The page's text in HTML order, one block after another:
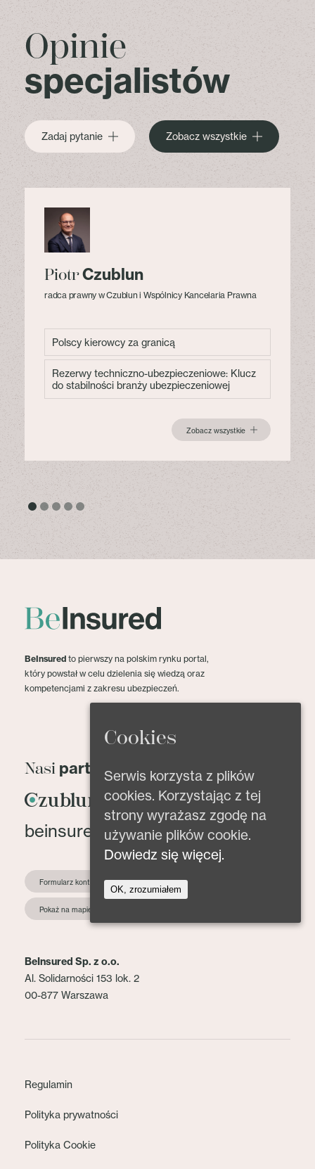
Opinie
specjalistów
Zadaj pytanie Zobacz wszystkie
PiotrCzublun
radca prawny w Czublun i Wspólnicy Kancelaria Prawna
Polscy kierowcy za granicą
Rezerwy techniczno-ubezpieczeniowe: Klucz
do stabilności branży ubezpieczeniowej
Zobacz wszystkie
BeInsured to pierwszy na polskim rynku portal,
który powstał w celu dzielenia się wiedzą oraz
kompetencjami z zakresu ubezpieczeń.
Nasi partnerzy
beinsured@beinsured.pl
Formularz kontaktowy
Pokaż na mapie
BeInsured Sp. z o.o.
Al. Solidarności 153 lok. 2
00-877 Warszawa
Regulamin
Polityka prywatności
Polityka Cookie
Cookies
Serwis korzysta z plików
cookies. Korzystając z tej
strony wyrażasz zgodę na
używanie plików cookie.
Dowiedz się więcej.
OK, zrozumiałem